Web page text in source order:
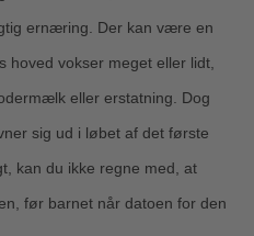
ernæring. Der kan være en
hoved vokser meget eller lidt,
eller erstatning. Dog
sig ud i løbet af det første
kan du ikke regne med, at
før barnet når datoen for den